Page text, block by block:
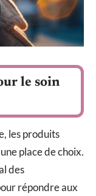
le soin
les produits
place de choix.
des
répondre aux